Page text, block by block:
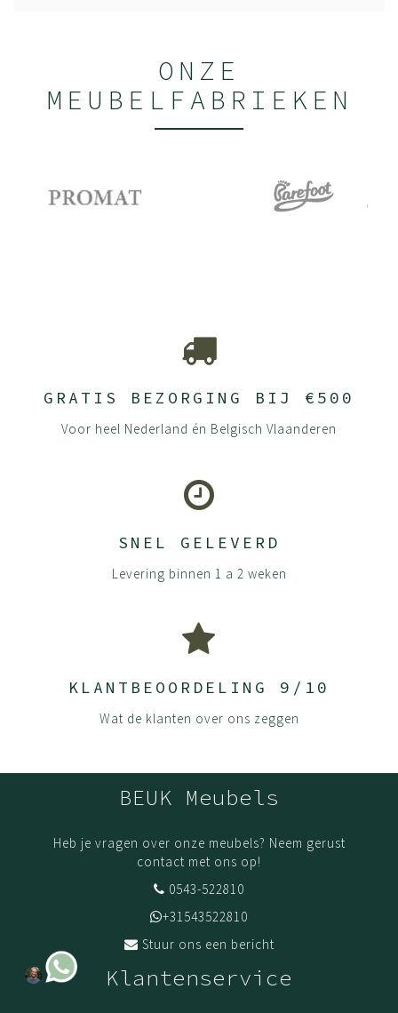
ONZE
MEUBELFABRIEKEN
GRATIS BEZORGING BIJ €500
Voor heel Nederland én Belgisch Vlaanderen
SNEL GELEVERD
Levering binnen 1 a 2 weken
KLANTBEOORDELING 9/10
Wat de klanten over ons zeggen
BEUK Meubels
Heb je vragen over onze meubels? Neem gerust
contact met ons op!
0543-522810
+31543522810
Stuur ons een bericht
Klantenservice